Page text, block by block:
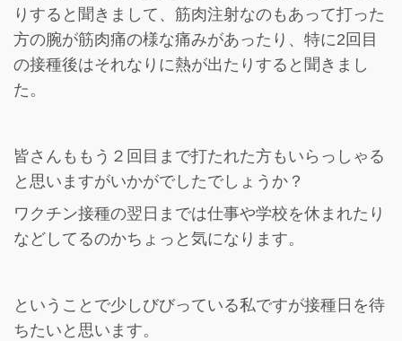
りすると聞きまして、筋肉注射なのもあって打った
方の腕が筋肉痛の様な痛みがあったり、特に2回目
の接種後はそれなりに熱が出たりすると聞きまし
た。
皆さんももう２回目まで打たれた方もいらっしゃる
と思いますがいかがでしたでしょうか？
ワクチン接種の翌日までは仕事や学校を休まれたり
などしてるのかちょっと気になります。
ということで少しびびっている私ですが接種日を待
ちたいと思います。